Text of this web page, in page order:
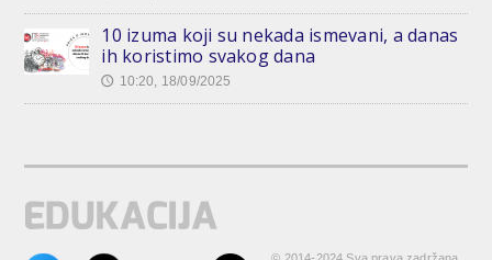
10 izuma koji su nekada ismevani, a danas
ih koristimo svakog dana
🕔 10:20, 18/09/2025